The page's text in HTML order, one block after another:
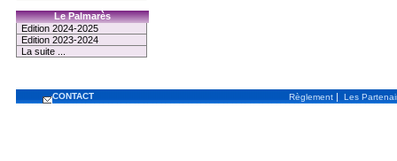
Le Palmarès
Edition 2024-2025
Edition 2023-2024
La suite ...
CONTACT Règlement | Les